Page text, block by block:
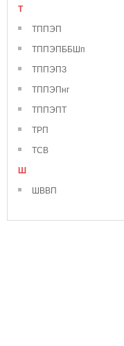
Т
ТППЭП
ТППЭПББШп
ТППЭПЗ
ТППЭПнг
ТППЭПТ
ТРП
ТСВ
Ш
ШВВП